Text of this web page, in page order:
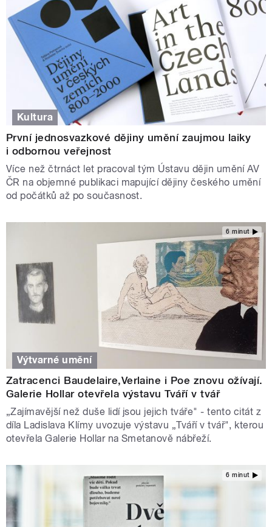
Kultura
První jednosvazkové dějiny umění zaujmou laiky
i odbornou veřejnost
Více než čtrnáct let pracoval tým Ústavu dějin umění AV
ČR na objemné publikaci mapující dějiny českého umění
od počátků až po současnost.
6 minut
Výtvarné umění
Zatracenci Baudelaire,Verlaine i Poe znovu ožívají.
Galerie Hollar otevřela výstavu Tváří v tvář
„Zajímavější než duše lidí jsou jejich tváře" - tento citát z
díla Ladislava Klímy uvozuje výstavu „Tváří v tvář", kterou
otevřela Galerie Hollar na Smetanově nábřeží.
6 minut